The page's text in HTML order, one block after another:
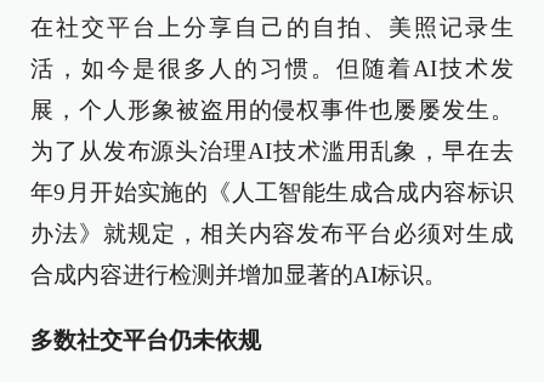
在社交平台上分享自己的自拍、美照记录生
活，如今是很多人的习惯。但随着AI技术发
展，个人形象被盗用的侵权事件也屡屡发生。
为了从发布源头治理AI技术滥用乱象，早在去
年9月开始实施的《人工智能生成合成内容标识
办法》就规定，相关内容发布平台必须对生成
合成内容进行检测并增加显著的AI标识。
多数社交平台仍未依规